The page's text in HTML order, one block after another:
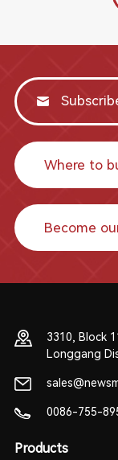
Where to
Become
3310, Block
Longgang
0086-755-
Products